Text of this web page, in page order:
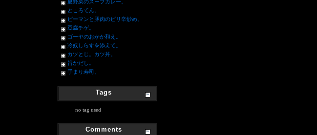
夏野菜のスープカレー。
ところてん。
ピーマンと豚肉のピリ辛炒め。
豆腐チゲ。
ゴーヤのおかか和え。
冷奴しらすを添えて。
カツとじ。カツ丼。
旨かだし。
手まり寿司。
Tags
no tag used
Comments